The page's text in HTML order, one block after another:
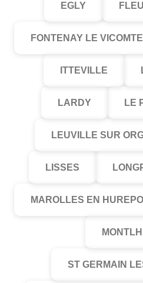
EGLY
FONTENAY LE VICOMTE
ITTEVILLE
LARDY LE
LEUVILLE SUR
LISSES
MAROLLES EN
ST GERMAIN